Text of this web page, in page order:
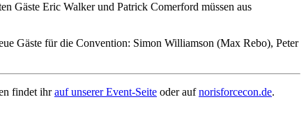
Gäste Eric Walker und Patrick Comerford müssen aus
Gäste für die Convention: Simon Williamson (Max Rebo), Peter
findet ihrauf unserer Event-Seite oder aufnorisforcecon.de.